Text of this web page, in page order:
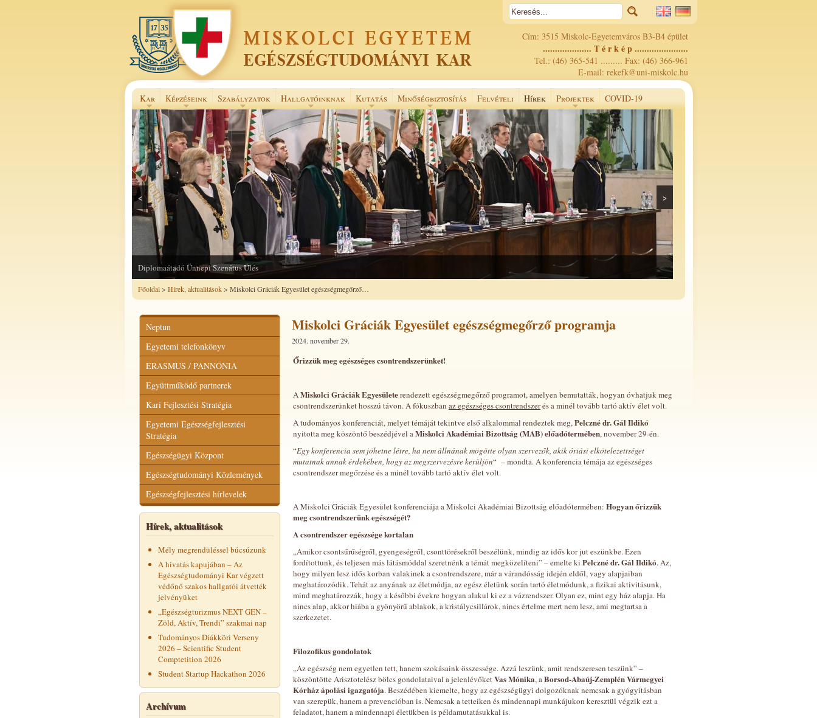
Cím: 3515 Miskolc-Egyetemváros B3-B4 épület
.................... T é r k é p ......................
Tel.: (46) 365-541 ......... Fax: (46) 366-961
E-mail: rekefk@uni-miskolc.hu
Kar Képzéseink Szabályzatok Hallgatóinknak Kutatás Minőségbiztosítás Felvételi Hírek Projektek COVID-19
Selye János Szakkollégium
< >
Főoldal> Hírek, aktualitások> Miskolci Gráciák Egyesület egészségmegőrző…
Neptun
Egyetemi telefonkönyv
ERASMUS / PANNÓNIA
Együttműködő partnerek
Kari Fejlesztési Stratégia
Egyetemi Egészségfejlesztési
Stratégia
Egészségügyi Központ
Egészségtudományi Közlemények
Egészségfejlesztési hírlevelek
Hírek, aktualitások
Mély megrendüléssel búcsúzunk
A hivatás kapujában – Az
Egészségtudományi Kar végzett
védőnő szakos hallgatói átvették
jelvényüket
„Egészségturizmus NEXT GEN –
Zöld, Aktív, Trendi” szakmai nap
Tudományos Diákköri Verseny
2026 – Scientific Student
Comptetition 2026
Student Startup Hackathon 2026
Archívum
Miskolci Gráciák Egyesület egészségmegőrző programja
2024. november 29.
Őrizzük meg egészséges csontrendszerünket!
AMiskolci Gráciák Egyesületerendezett egészségmegőrző programot, amelyen bemutatták, hogyan óvhatjuk meg
csontrendszerünket hosszú távon. A fókuszban az egészséges csontrendszerés a minél tovább tartó aktív élet volt.
A tudományos konferenciát, melyet témáját tekintve első alkalommal rendeztek meg,Pelczné dr. Gál Ildikó
nyitotta meg köszöntő beszédjével aMiskolci Akadémiai Bizottság (MAB) előadótermében, november 29-én.
“Egy konferencia sem jöhetne létre, ha nem állnának mögötte olyan szervezők, akik óriási elkötelezettséget
mutatnak annak érdekében, hogy az megszervezésre kerüljön“ – mondta. A konferencia témája az egészséges
csontrendszer megőrzése és a minél tovább tartó aktív élet volt.
A Miskolci Gráciák Egyesület konferenciája a Miskolci Akadémiai Bizottság előadótermében: Hogyan őrizzük
meg csontrendszerünk egészségét?
A csontrendszer egészsége kortalan
„Amikor csontsűrűségről, gyengeségről, csonttörésekről beszélünk, mindig az idős kor jut eszünkbe. Ezen
fordítottunk, és teljesen más látásmóddal szeretnénk a témát megközelíteni” – emelte ki Pelczné dr. Gál Ildikó. Az,
hogy milyen lesz idős korban valakinek a csontrendszere, már a várandósság idején eldől, vagy alapjaiban
meghatározódik. Tehát az anyának az életmódja, az egész életünk során tartó életmódunk, a fizikai aktivitásunk,
mind meghatározzák, hogy a későbbi évekre hogyan alakul ki ez a vázrendszer. Olyan ez, mint egy ház alapja. Ha
nincs alap, akkor hiába a gyönyörű ablakok, a kristálycsillárok, nincs értelme mert nem lesz, ami megtartsa a
szerkezetet.
Filozofikus gondolatok
„Az egészség nem egyetlen tett, hanem szokásaink összessége. Azzá leszünk, amit rendszeresen teszünk” –
köszöntötte Arisztotelész bölcs gondolataival a jelenlévőketVas Mónika, aBorsod-Abaúj-Zemplén Vármegyei
Kórház ápolási igazgatója. Beszédében kiemelte, hogy az egészségügyi dolgozóknak nemcsak a gyógyításban
van szerepük, hanem a prevencióban is. Nemcsak a tetteiken és mindennapi munkájukon keresztül végzik ezt a
feladatot, hanem a mindennapi életükben is példamutatásukkal is.